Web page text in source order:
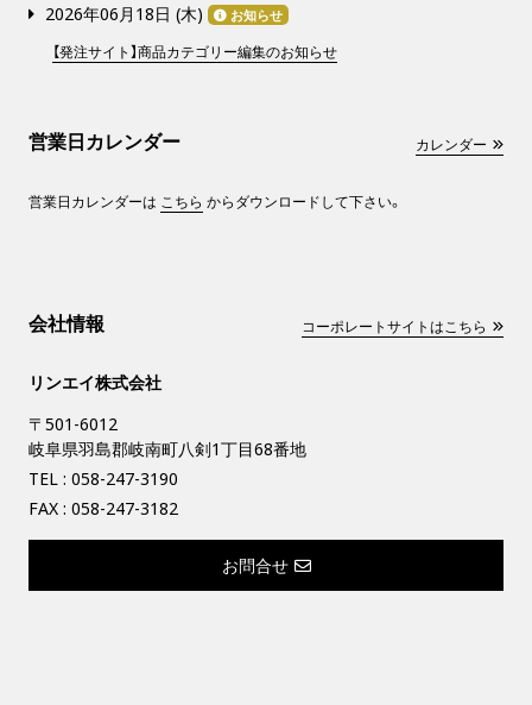
2026年06月18日 (木) お知らせ
【発注サイト】商品カテゴリー編集のお知らせ
営業日カレンダー カレンダー
営業日カレンダーは こちら からダウンロードして下さい。
会社情報 コーポレートサイトはこちら
リンエイ株式会社
〒501-6012
岐阜県羽島郡岐南町八剣1丁目68番地
TEL : 058-247-3190
FAX : 058-247-3182
お問合せ